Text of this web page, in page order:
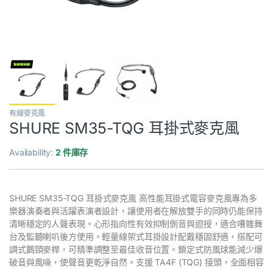
有線麥克風
SHURE SM35-TQG 耳掛式麥克風
Availability:2 件庫存
SHURE SM35-TQG 耳掛式麥克風 高性能耳掛式電容麥克風專為多
樂器演奏者與活躍表演者設計，讓使用者在解放雙手的同時仍能保持
清晰穩定的人聲表現。心形指向性有效抑制側音與迴授，適合嘈雜舞
台及監聽喇叭後方使用。輕量線架式耳掛設計配戴穩固舒適，搭配可
調式鵝頸麥桿，可精準調整至最佳收音位置。鎖定式防風球能減少爆
破音與風噪，使聲音更乾淨自然。支援 TA4F (TQG) 接頭，全面相容